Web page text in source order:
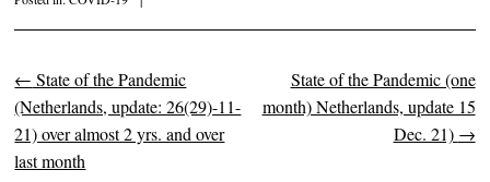
Post navigation
← State of the Pandemic
(Netherlands, update: 26(29)-11-
21) over almost 2 yrs. and over
last month
State of the Pandemic (one
month) Netherlands, update 15
Dec. 21) →